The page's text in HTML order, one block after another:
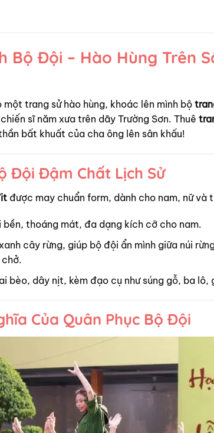
Bộ Đội – Hào Hùng Trên
trang sử hào hùng, khoác lên mình bộ
sĩ năm xưa trên dãy Trường Sơn. Thuê
bất khuất của cha ông lên sân khấu!
Đội Đậm Chất Lịch Sử
được may chuẩn form, dành cho nam, nữ và
bền, thoáng mát, đa dạng kích cỡ cho nam.
cây rừng, giúp bộ đội ẩn mình giữa núi
bèo, dây nịt, kèm đạo cụ như súng gỗ, ba lô,
Của Quân Phục Bộ Đội